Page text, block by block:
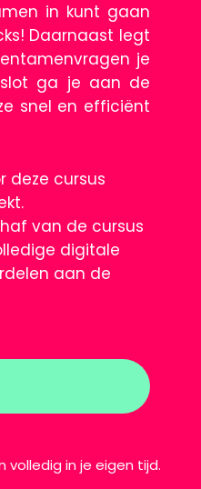
in kunt gaan
Daarnaast legt
je
ga je aan de
snel en efficiënt
deze cursus
van de cursus
digitale
aan de
volledig in je eigen tijd.